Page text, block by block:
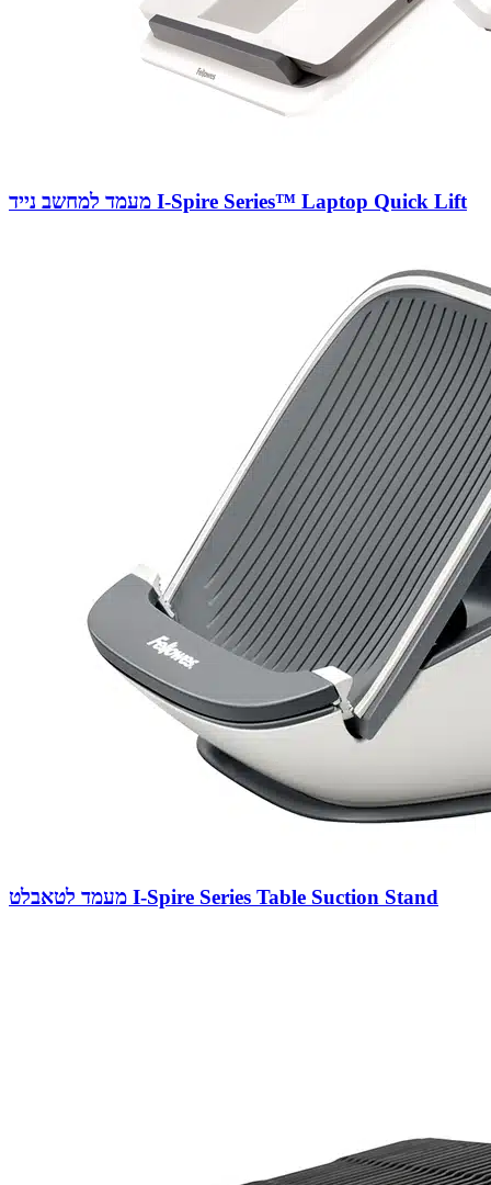
מעמד למחשב נייד I-Spire Series™ Laptop Quick Lift
מעמד לטאבלט I-Spire Series Table Suction Stand